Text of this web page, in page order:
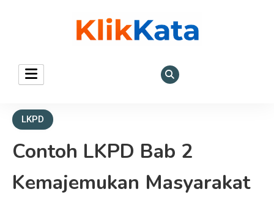
KLIK KATA – Referensi
Bisnis dan Ekonomi
LKPD
Contoh LKPD Bab 2
Kemajemukan Masyarakat